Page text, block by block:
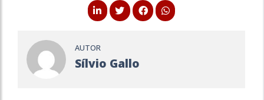
AUTOR
Sílvio Gallo